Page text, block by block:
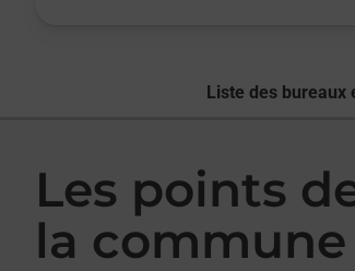
Liste des bureaux
Les points
la commune